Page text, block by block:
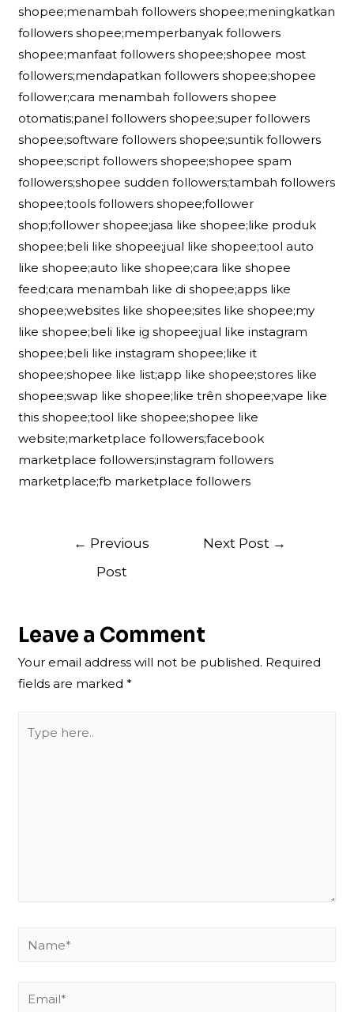
shopee;menambah followers shopee;meningkatkan
followers shopee;memperbanyak followers
shopee;manfaat followers shopee;shopee most
followers;mendapatkan followers shopee;shopee
follower;cara menambah followers shopee
otomatis;panel followers shopee;super followers
shopee;software followers shopee;suntik followers
shopee;script followers shopee;shopee spam
followers;shopee sudden followers;tambah followers
shopee;tools followers shopee;follower
shop;follower shopee;jasa like shopee;like produk
shopee;beli like shopee;jual like shopee;tool auto
like shopee;auto like shopee;cara like shopee
feed;cara menambah like di shopee;apps like
shopee;websites like shopee;sites like shopee;my
like shopee;beli like ig shopee;jual like instagram
shopee;beli like instagram shopee;like it
shopee;shopee like list;app like shopee;stores like
shopee;swap like shopee;like trên shopee;vape like
this shopee;tool like shopee;shopee like
website;marketplace followers;facebook
marketplace followers;instagram followers
marketplace;fb marketplace followers
Post
navigation
← Previous
Post
Next Post →
Leave a Comment
Your email address will not be published. Required
fields are marked*
here..
Name*
Email*